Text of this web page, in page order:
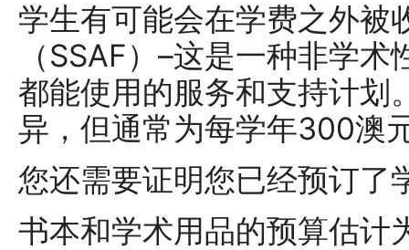
学生有可能会在学费之外被
（SSAF）–这是一种非学
都能使用的服务和支持计划
异，但通常为每学年300澳
您还需要证明您已经预订了
书本和学术用品的预算估